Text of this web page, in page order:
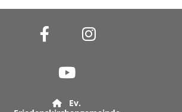

Ev.